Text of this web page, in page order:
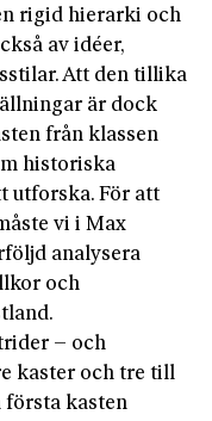
rigid hierarki och
av idéer,
Att den tillika
är dock
från klassen
historiska
utforska. För att
vi i Max
analysera
och
– och
kaster och tre till
första kasten